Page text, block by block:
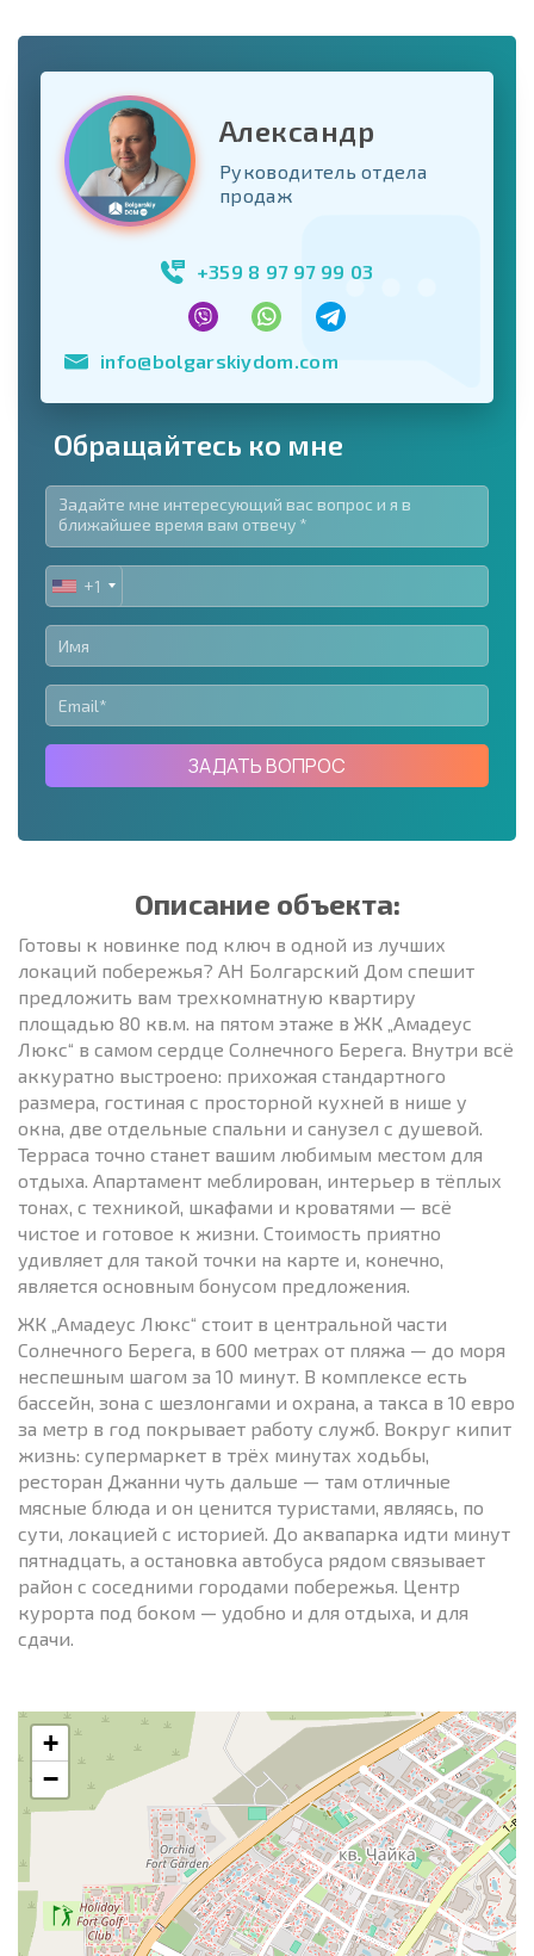
Александр
Руководитель отдела
продаж
+359 8 97 97 99 03
info@bolgarskiydom.com
Обращайтесь ко мне
UNITED
STATES
+1
+1
ЗАДАТЬ ВОПРОС
Описание объекта:
Готовы к новинке под ключ в одной из лучших
локаций побережья? АН Болгарский Дом спешит
предложить вам трехкомнатную квартиру
площадью 80 кв.м. на пятом этаже в ЖК „Амадеус
Люкс“ в самом сердце Солнечного Берега. Внутри всё
аккуратно выстроено: прихожая стандартного
размера, гостиная с просторной кухней в нише у
окна, две отдельные спальни и санузел с душевой.
Терраса точно станет вашим любимым местом для
отдыха. Апартамент меблирован, интерьер в тёплых
тонах, с техникой, шкафами и кроватями — всё
чистое и готовое к жизни. Стоимость приятно
удивляет для такой точки на карте и, конечно,
является основным бонусом предложения.
ЖК „Амадеус Люкс“ стоит в центральной части
Солнечного Берега, в 600 метрах от пляжа — до моря
неспешным шагом за 10 минут. В комплексе есть
бассейн, зона с шезлонгами и охрана, а такса в 10 евро
за метр в год покрывает работу служб. Вокруг кипит
жизнь: супермаркет в трёх минутах ходьбы,
ресторан Джанни чуть дальше — там отличные
мясные блюда и он ценится туристами, являясь, по
сути, локацией с историей. До аквапарка идти минут
пятнадцать, а остановка автобуса рядом связывает
район с соседними городами побережья. Центр
курорта под боком — удобно и для отдыха, и для
сдачи.
+
−